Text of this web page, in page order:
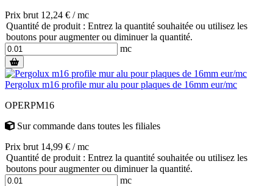
Prix brut 12,24 € / mc
Quantité de produit : Entrez la quantité souhaitée ou utilisez les
boutons pour augmenter ou diminuer la quantité.
mc
Pergolux m16 profile mur alu pour plaques de 16mm eur/mc
OPERPM16
Sur commande dans toutes les filiales
Prix brut 14,99 € / mc
Quantité de produit : Entrez la quantité souhaitée ou utilisez les
boutons pour augmenter ou diminuer la quantité.
mc